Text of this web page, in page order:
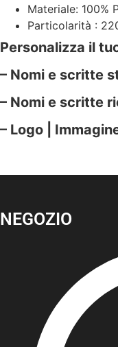
Materiale: 100%
Particolarità :
Personalizza il
– Nomi e scritte
– Nomi e scritte
– Logo |
NEGOZIO